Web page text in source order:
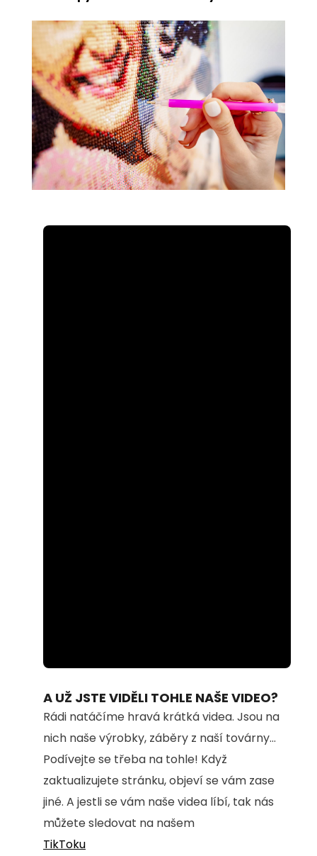
92.41%
A UŽ JSTE VIDĚLI TOHLE NAŠE VIDEO?
Rádi natáčíme hravá krátká videa. Jsou na
nich naše výrobky, záběry z naší továrny...
Podívejte se třeba na tohle! Když
zaktualizujete stránku, objeví se vám zase
jiné. A jestli se vám naše videa líbí, tak nás
můžete sledovat na našem
TikToku